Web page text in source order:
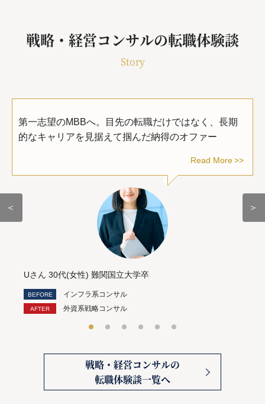
戦略・経営コンサルの転職体験談
Story
＜
第一志望のMBBへ。目先の転職だけではなく、長期
的なキャリアを見据えて掴んだ納得のオファー
Read More
Uさん 30代(女性) 難関国立大学卒
インフラ系コンサル
外資系戦略コンサル
＞
戦略・経営コンサルの
転職体験談一覧へ